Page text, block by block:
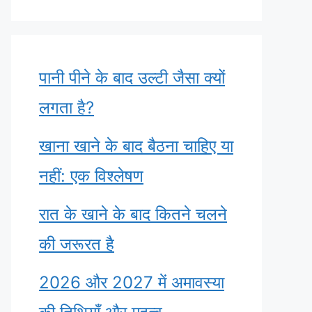
पानी पीने के बाद उल्टी जैसा क्यों
लगता है?
खाना खाने के बाद बैठना चाहिए या
नहीं: एक विश्लेषण
रात के खाने के बाद कितने चलने
की जरूरत है
2026 और 2027 में अमावस्या